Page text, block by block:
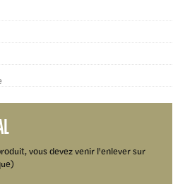
vous devez venir l'enlever sur